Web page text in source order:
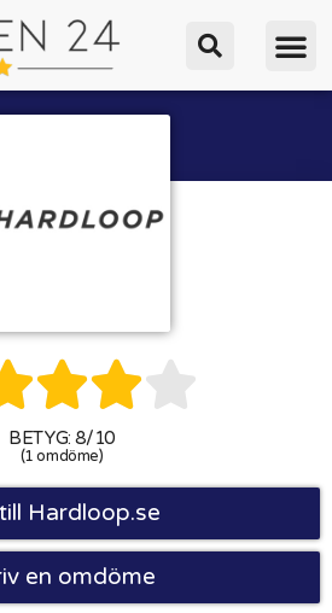

BETYG: 8/10
(1 omdöme)
Hardloop.se
en omdöme